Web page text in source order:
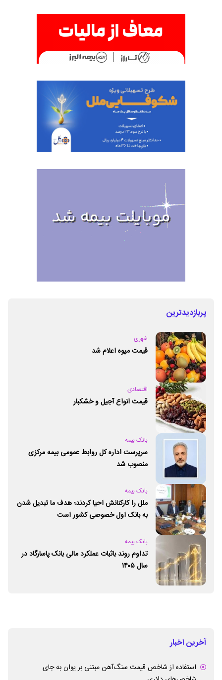
پربازدیدترین
شهری
قیمت میوه اعلام شد
اقتصادی
قیمت انواع آجیل و خشکبار
بانک بیمه
سرپرست اداره کل روابط عمومی بیمه مرکزی
منصوب شد
بانک بیمه
ملل را کارکنانش احیا کردند؛ هدف ما تبدیل شدن
به بانک اول خصوصی کشور است
بانک بیمه
تداوم روند باثبات عملکرد مالی بانک پاسارگاد در
سال ۱۴۰۵
آخرین اخبار
استفاده از شاخص قیمت سنگ‌آهن مبتنی بر یوان به جای